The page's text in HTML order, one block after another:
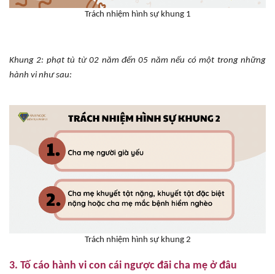
Trách nhiệm hình sự khung 1
Khung 2: phạt tù từ 02 năm đến 05 năm nếu có một trong những
hành vi như sau:
Trách nhiệm hình sự khung 2
3. Tố cáo hành vi con cái ngược đãi cha mẹ ở đâu